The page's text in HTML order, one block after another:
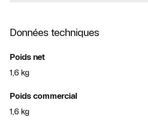
Données techniques
Poids net
1,6 kg
Poids commercial
1,6 kg